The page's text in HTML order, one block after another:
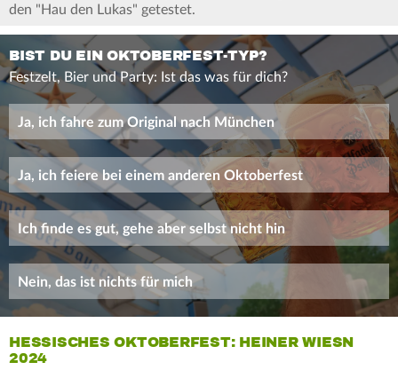
den "Hau den Lukas" getestet.
BIST DU EIN OKTOBERFEST-TYP?
Festzelt, Bier und Party: Ist das was für dich?
Ja, ich fahre zum Original nach München
Ja, ich feiere bei einem anderen Oktoberfest
Ich finde es gut, gehe aber selbst nicht hin
Nein, das ist nichts für mich
HESSISCHES OKTOBERFEST: HEINER WIESN
2024